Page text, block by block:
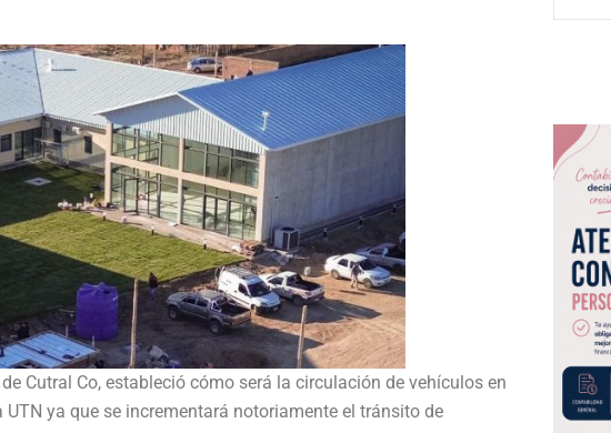
Cutral Co, estableció cómo será la circulación de vehículos en
ya que se incrementará notoriamente el tránsito de